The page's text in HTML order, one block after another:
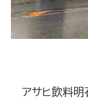
アサヒ飲料明